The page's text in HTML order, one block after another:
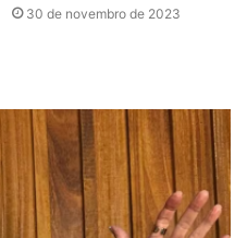
30 de novembro de 2023